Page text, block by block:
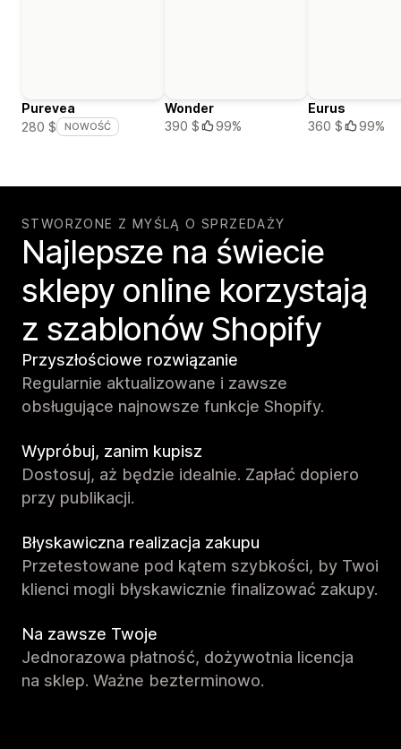
Purevea
280 $
NOWOŚĆ
Wonder
390 $
99%
Eurus
360 $
99%
STWORZONE Z MYŚLĄ O SPRZEDAŻY
Najlepsze na świecie
sklepy online korzystają
z szablonów Shopify
Przyszłościowe rozwiązanie
Regularnie aktualizowane i zawsze
obsługujące najnowsze funkcje Shopify.
Wypróbuj, zanim kupisz
Dostosuj, aż będzie idealnie. Zapłać dopiero
przy publikacji.
Błyskawiczna realizacja zakupu
Przetestowane pod kątem szybkości, by Twoi
klienci mogli błyskawicznie finalizować zakupy.
Na zawsze Twoje
Jednorazowa płatność, dożywotnia licencja
na sklep. Ważne bezterminowo.